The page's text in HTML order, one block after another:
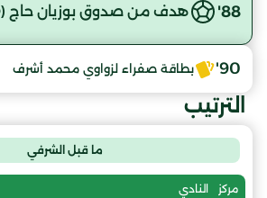
88' هدف من صدوق بوزيان حاج (ACO)
90' بطاقة صفراء لزواوي محمد أشرف
الترتيب
ما قبل الشرفي
مركز النادي